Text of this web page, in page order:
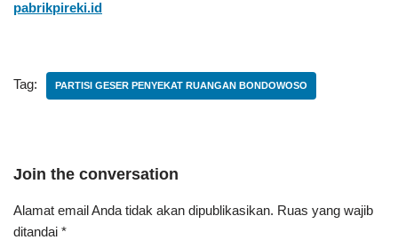
pabrikpireki.id
Tag: PARTISI GESER PENYEKAT RUANGAN BONDOWOSO
Join the conversation
Alamat email Anda tidak akan dipublikasikan. Ruas yang wajib
ditandai *